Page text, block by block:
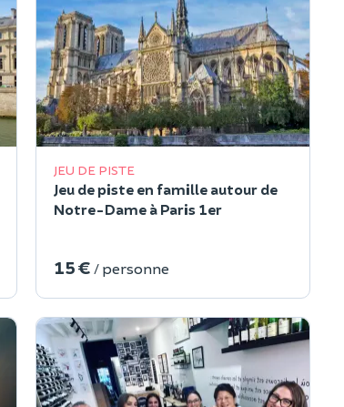
JEU DE PISTE
Jeu de piste en famille autour de
Notre-Dame à Paris 1er
15 € / personne